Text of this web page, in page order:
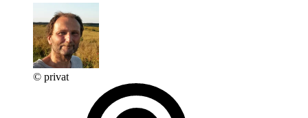
© privat